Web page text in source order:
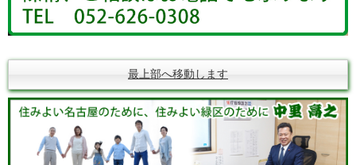
最上部へ移動します